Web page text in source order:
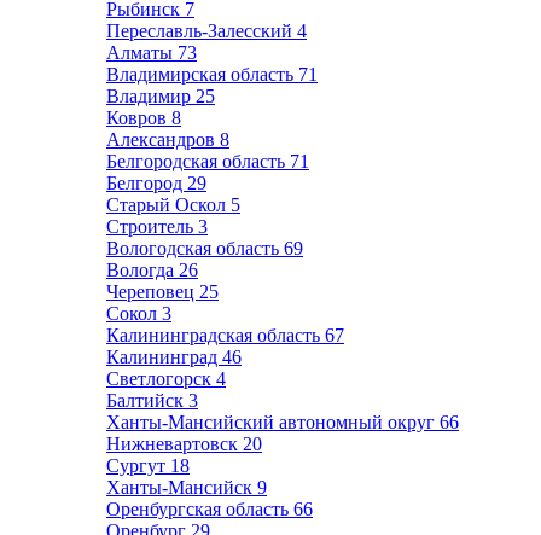
Рыбинск 7
Переславль-Залесский 4
Алматы 73
Владимирская область 71
Владимир 25
Ковров 8
Александров 8
Белгородская область 71
Белгород 29
Старый Оскол 5
Строитель 3
Вологодская область 69
Вологда 26
Череповец 25
Сокол 3
Калининградская область 67
Калининград 46
Светлогорск 4
Балтийск 3
Ханты-Мансийский автономный округ 66
Нижневартовск 20
Сургут 18
Ханты-Мансийск 9
Оренбургская область 66
Оренбург 29